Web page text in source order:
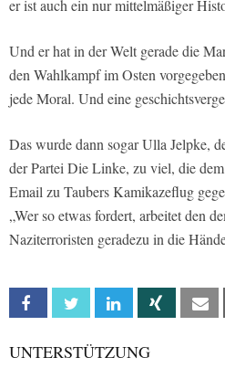
er ist auch ein nur mittelmäßiger
Und er hat in der Welt gerade die
den Wahlkampf im Osten
jede Moral. Und eine
Das wurde dann sogar Ulla Jelpke,
der Partei Die Linke, zu viel, die
Email zu Taubers Kamikazeflug
„Wer so etwas fordert, arbeitet den
Naziterroristen geradezu in die
Facebook Twitter Linkedin Xing
UNTERSTÜTZUNG